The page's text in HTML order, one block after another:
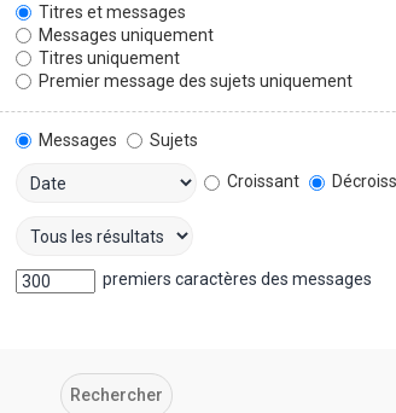
Titres et messages
Messages uniquement
Titres uniquement
Premier message des sujets uniquement
Messages
Sujets
Croissant
premiers caractères des messages